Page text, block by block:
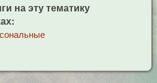
на эту тематику